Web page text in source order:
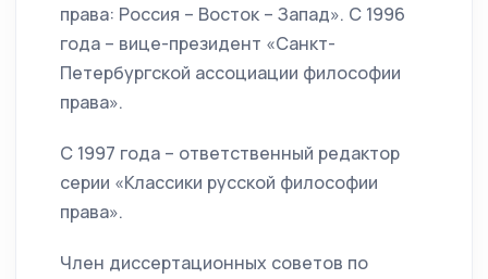
права: Россия – Восток – Запад». С 1996
года – вице-президент «Санкт-
Петербургской ассоциации философии
права».
С 1997 года – ответственный редактор
серии «Классики русской философии
права».
Член диссертационных советов по